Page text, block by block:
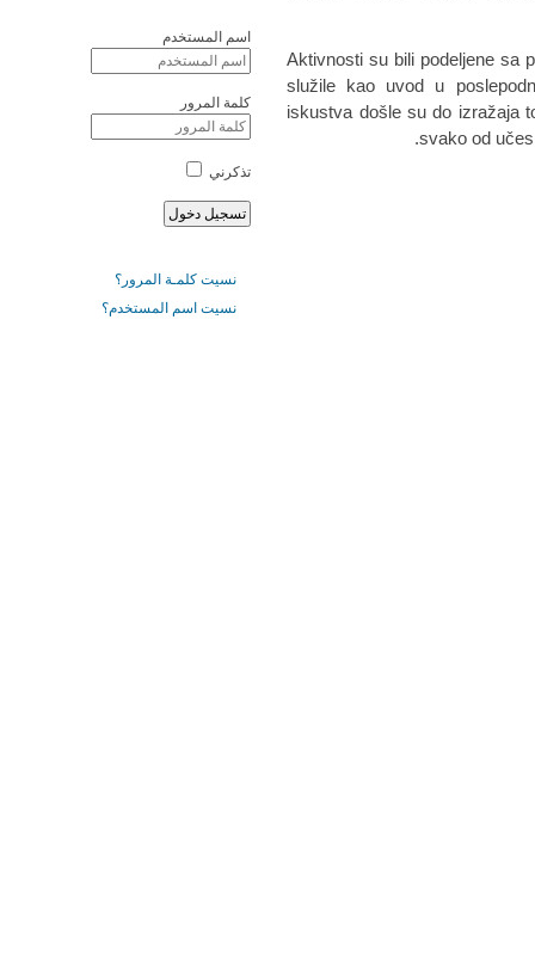
Aktivnosti su bili podeljene sa
služile kao uvod u
iskustva došle su do izražaja
svako od
اسم المستخدم
كلمة المرور
تذكرني
نسيت كلمـة المرور؟
نسيت اسم المستخدم؟